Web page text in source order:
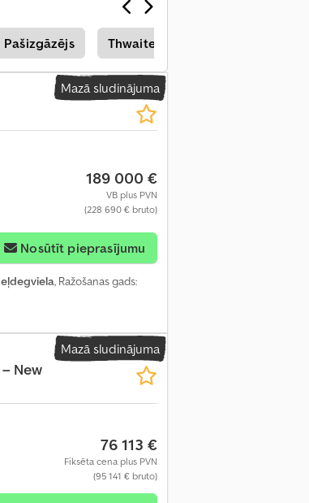
Pašizgāzējs Thwaites Pašizgāzējs
Mazā sludinājuma
189 000 €
VB plus PVN
(228 690 € bruto)
Nosūtīt pieprasījumu
, Ražošanas gads:
Mazā sludinājuma
New
76 113 €
Fiksēta cena plus PVN
(95 141 € bruto)